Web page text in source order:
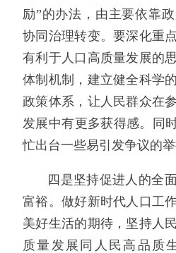
励”的办法，由主要依靠
协同治理转变。要深化重
有利于人口高质量发展的
体制机制，建立健全科学
政策体系，让人民群众在
发展中有更多获得感。同
忙出台一些易引发争议的举
四是坚持促进人的全
富裕。做好新时代人口工
美好生活的期待，坚持人
质量发展同人民高品质